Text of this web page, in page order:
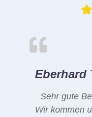
Eberhard
Sehr gute
Wir kommen